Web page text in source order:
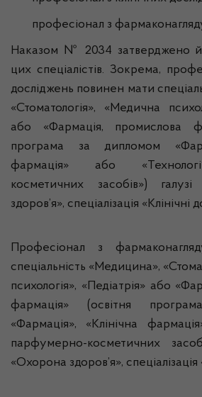
професіонал з
Наказом № 2034 затверджено й
цих спеціалістів. Зокрема,
досліджень повинен мати
«Стоматологія», «Медична
або «Фармація, промислова
програма за дипломом
фармація» або
косметичних засобів»)
здоров’я», спеціалізація «Клінічні
Професіонал з
спеціальність «Медицина»,
психологія», «Педіатрія» або
фармація» (освітня
«Фармація», «Клінічна
парфумерно-косметичних
«Охорона здоров’я»,